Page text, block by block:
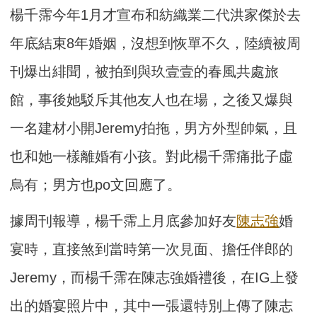
楊千霈今年1月才宣布和紡織業二代洪家傑於去
年底結束8年婚姻，沒想到恢單不久，陸續被周
刊爆出緋聞，被拍到與玖壹壹的春風共處旅
館，事後她駁斥其他友人也在場，之後又爆與
一名建材小開Jeremy拍拖，男方外型帥氣，且
也和她一樣離婚有小孩。對此楊千霈痛批子虛
烏有；男方也po文回應了。
據周刊報導，楊千霈上月底參加好友陳志強婚
宴時，直接煞到當時第一次見面、擔任伴郎的
Jeremy，而楊千霈在陳志強婚禮後，在IG上發
出的婚宴照片中，其中一張還特別上傳了陳志